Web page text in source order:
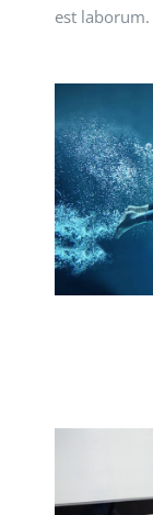
est laborum.